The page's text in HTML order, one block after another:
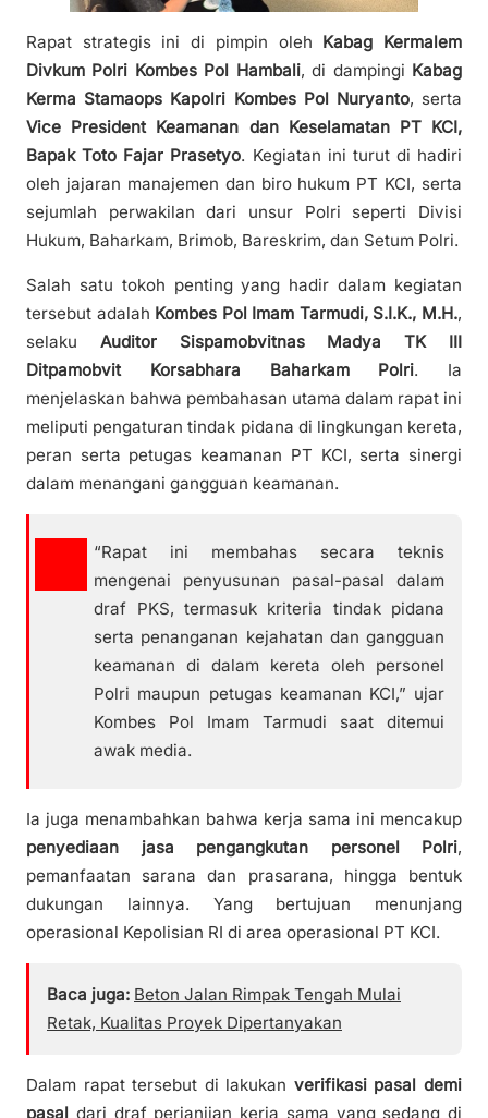
Rapat strategis ini di pimpin oleh Kabag Kermalem
Divkum Polri Kombes Pol Hambali, di dampingi Kabag
Kerma Stamaops Kapolri Kombes Pol Nuryanto, serta
Vice President Keamanan dan Keselamatan PT KCI,
Bapak Toto Fajar Prasetyo. Kegiatan ini turut di hadiri
oleh jajaran manajemen dan biro hukum PT KCI, serta
sejumlah perwakilan dari unsur Polri seperti Divisi
Hukum, Baharkam, Brimob, Bareskrim, dan Setum Polri.
Salah satu tokoh penting yang hadir dalam kegiatan
tersebut adalah Kombes Pol Imam Tarmudi, S.I.K., M.H.,
selaku Auditor Sispamobvitnas Madya TK III
Ditpamobvit Korsabhara Baharkam Polri. Ia
menjelaskan bahwa pembahasan utama dalam rapat ini
meliputi pengaturan tindak pidana di lingkungan kereta,
peran serta petugas keamanan PT KCI, serta sinergi
dalam menangani gangguan keamanan.
“Rapat ini membahas secara teknis
mengenai penyusunan pasal-pasal dalam
draf PKS, termasuk kriteria tindak pidana
serta penanganan kejahatan dan gangguan
keamanan di dalam kereta oleh personel
Polri maupun petugas keamanan KCI,” ujar
Kombes Pol Imam Tarmudi saat ditemui
awak media.
Ia juga menambahkan bahwa kerja sama ini mencakup
penyediaan jasa pengangkutan personel Polri,
pemanfaatan sarana dan prasarana, hingga bentuk
dukungan lainnya. Yang bertujuan menunjang
operasional Kepolisian RI di area operasional PT KCI.
Baca juga: Beton Jalan Rimpak Tengah Mulai
Retak, Kualitas Proyek Dipertanyakan
Dalam rapat tersebut di lakukan verifikasi pasal demi
pasal dari draf perjanjian kerja sama yang sedang di